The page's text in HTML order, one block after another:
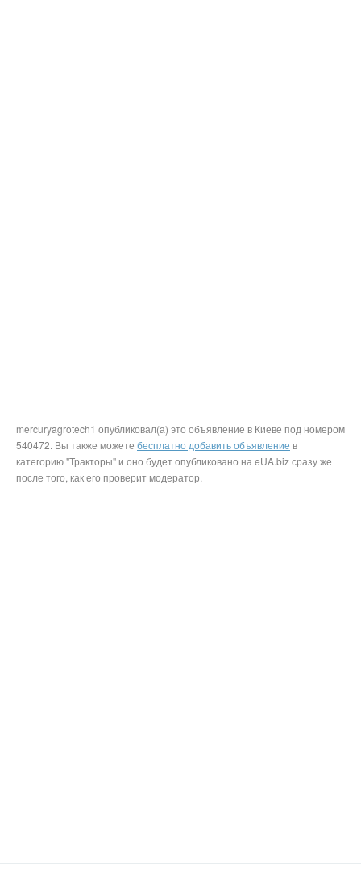
mercuryagrotech1 опубликовал(а) это объявление в Киеве под номером
540472. Вы также можете бесплатно добавить объявление в
категорию "Тракторы" и оно будет опубликовано на eUA.biz сразу же
после того, как его проверит модератор.